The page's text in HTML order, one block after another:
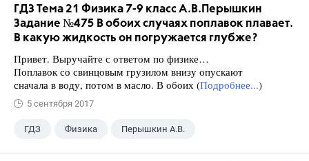
ГДЗ Тема 21 Физика 7-9 класс А.В.Перышкин
Задание №475 В обоих случаях поплавок плавает.
В какую жидкость он погружается глубже?
Привет. Выручайте с ответом по физике…
Поплавок со свинцовым грузилом внизу опускают
сначала в воду, потом в масло. В обоих (Подробнее...)
5 сентября 2017
ГДЗ Физика Перышкин А.В.